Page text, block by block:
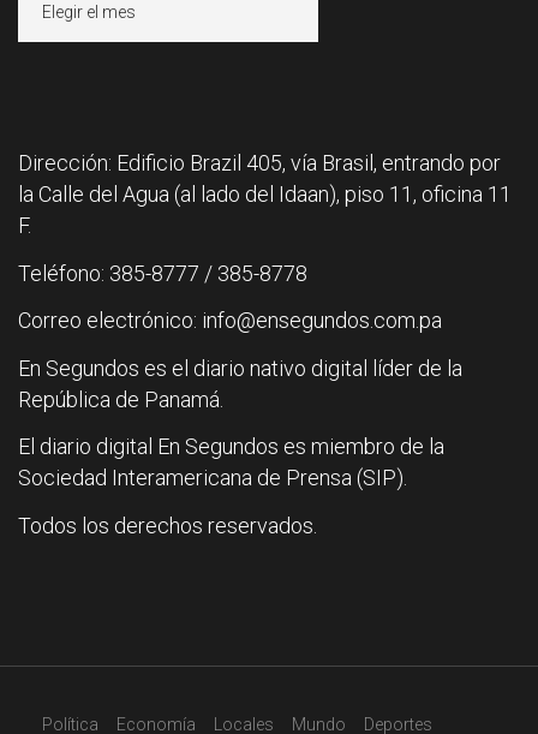
Dirección: Edificio Brazil 405, vía Brasil, entrando por
la Calle del Agua (al lado del Idaan), piso 11, oficina 11
F.
Teléfono: 385-8777 / 385-8778
Correo electrónico: info@ensegundos.com.pa
En Segundos es el diario nativo digital líder de la
República de Panamá.
El diario digital En Segundos es miembro de la
Sociedad Interamericana de Prensa (SIP).
Todos los derechos reservados.
Política Economía Locales Mundo Deportes